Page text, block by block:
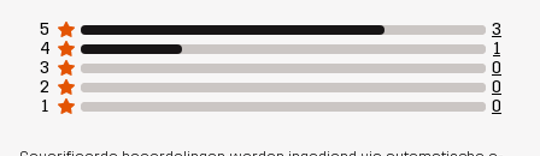
5
3
4
1
3
0
2
0
1
0